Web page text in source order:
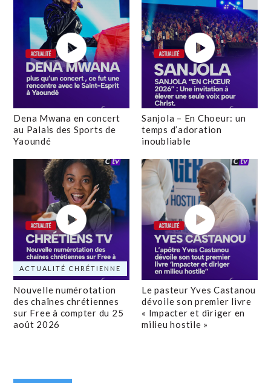
Dena Mwana en concert
au Palais des Sports de
Yaoundé
Sanjola – En Choeur: un
temps d’adoration
inoubliable
ACTUALITÉ CHRÉTIENNE
Nouvelle numérotation
des chaînes chrétiennes
sur Free à compter du 25
août 2026
Le pasteur Yves Castanou
dévoile son premier livre
« Impacter et diriger en
milieu hostile »